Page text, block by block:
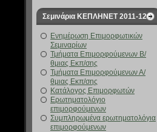
Σεμινάρια ΚΕΠΛΗΝΕΤ 2011-12
Ενημέρωση Επιμορφωτικών
Σεμιναρίων
Τμήματα Επιμορφούμενων Β/
θμιας Εκπ/σης
Τμήματα Επιμορφούμενων Α/
θμιας Εκπ/σης
Κατάλογος Επιμορφωτών
Ερωτηματολόγιο
επιμορφούμενων
Συμπληρωμένα ερωτηματολόγια
επιμορφούμενων